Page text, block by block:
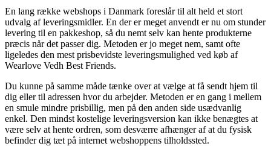
En lang række webshops i Danmark foreslår til alt held et stort
udvalg af leveringsmidler. En der er meget anvendt er nu om stunder
levering til en pakkeshop, så du nemt selv kan hente produkterne
præcis når det passer dig. Metoden er jo meget nem, samt ofte
ligeledes den mest prisbevidste leveringsmulighed ved køb af
Wearlove Vedh Best Friends.
Du kunne på samme måde tænke over at vælge at få sendt hjem til
dig eller til adressen hvor du arbejder. Metoden er en gang i mellem
en smule mindre prisbillig, men på den anden side usædvanlig
enkel. Den mindst kostelige leveringsversion kan ikke benægtes at
være selv at hente ordren, som desværre afhænger af at du fysisk
befinder dig tæt på internet webshoppens tilholdssted.